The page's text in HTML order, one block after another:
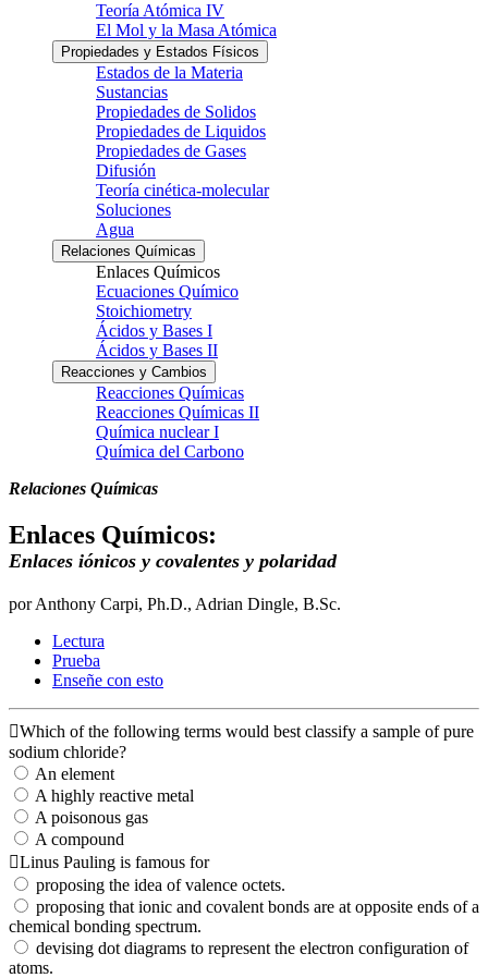
Teoría Atómica IV
El Mol y la Masa Atómica
Propiedades y Estados Físicos
Estados de la Materia
Sustancias
Propiedades de Solidos
Propiedades de Liquidos
Propiedades de Gases
Difusión
Teoría cinética-molecular
Soluciones
Agua
Relaciones Químicas
Enlaces Químicos
Ecuaciones Químico
Stoichiometry
Ácidos y Bases I
Ácidos y Bases II
Reacciones y Cambios
Reacciones Químicas
Reacciones Químicas II
Química nuclear I
Química del Carbono
Relaciones Químicas
Enlaces Químicos:
Enlaces iónicos y covalentes y polaridad
por Anthony Carpi, Ph.D., Adrian Dingle, B.Sc.
Lectura
Prueba
Enseñe con esto
Which of the following terms would best classify a sample of pure
sodium chloride?
An element
A highly reactive metal
A poisonous gas
A compound
Linus Pauling is famous for
proposing the idea of valence octets.
proposing that ionic and covalent bonds are at opposite ends of a
chemical bonding spectrum.
devising dot diagrams to represent the electron configuration of
atoms.